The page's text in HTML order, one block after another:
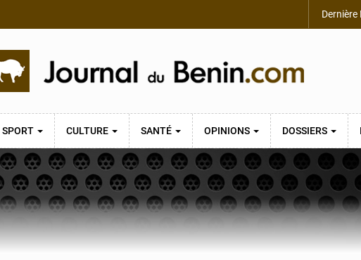
SPORT CULTURE SANTÉ OPINIONS DOSSIERS